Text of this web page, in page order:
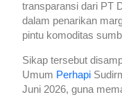
transparansi dari PT
dalam penarikan
pintu komoditas
Sikap tersebut
Umum Perhapi
Juni 2026, guna